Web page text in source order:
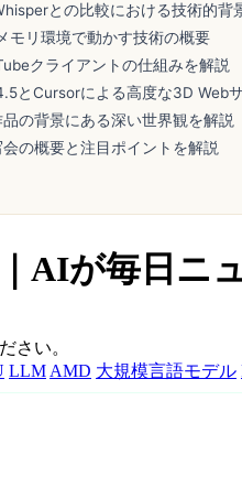
との比較における技術的背
モリ環境で動かす技術の概要
クライアントの仕組みを解説
とCursorによる高度な3D Web
の背景にある深い世界観を解説
の概要と注目ポイントを解説
AIが毎日ニ
さい。
LLMAMD 大規模言語モデル